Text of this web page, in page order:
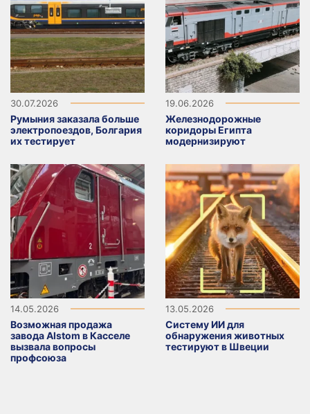
30.07.2026
Румыния заказала больше
электропоездов, Болгария
их тестирует
19.06.2026
Железнодорожные
коридоры Египта
модернизируют
14.05.2026
Возможная продажа
завода Alstom в Касселе
вызвала вопросы
профсоюза
13.05.2026
Систему ИИ для
обнаружения животных
тестируют в Швеции